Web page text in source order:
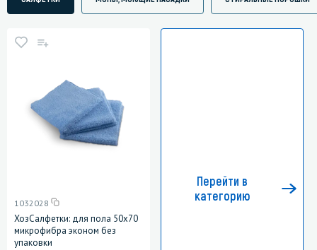
1032028
ХозСалфетки: для пола 50х70
микрофибра эконом без
упаковки
Перейти в
категорию